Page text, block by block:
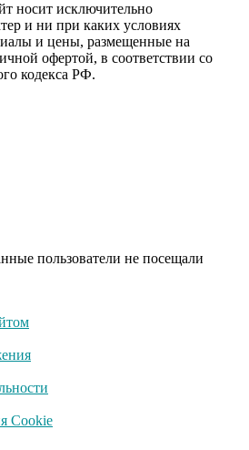
i
это
на
будете
дочери
носит исключительно
и ни при каких условиях
и цены, размещенные на
офертой, в соответствии со
кодекса РФ.
пользователи не посещали
Cookie